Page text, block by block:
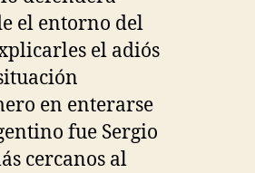
el entorno del
el adiós
en enterarse
fue Sergio
cercanos al